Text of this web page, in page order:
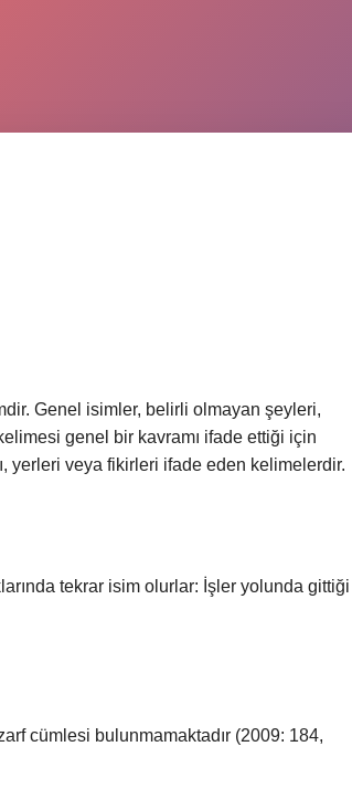
Genel isimler, belirli olmayan şeyleri,
genel bir kavramı ifade ettiği için
yerleri veya fikirleri ifade eden kelimelerdir.
tekrar isim olurlar: İşler yolunda gittiği
cümlesi bulunmamaktadır (2009: 184,